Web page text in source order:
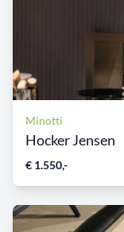
Minotti
Hocker Jensen
€ 1.550,-